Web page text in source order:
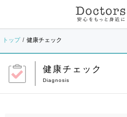
トップ 健康チェック
健康チェック